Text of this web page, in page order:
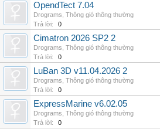
OpendTect 7.04
Drograms Thông gió thông thường
Trả lời:
0
Cimatron 2026 SP2 2
Drograms Thông gió thông thường
Trả lời:
0
LuBan 3D v11.04.2026 2
Drograms Thông gió thông thường
Trả lời:
0
ExpressMarine v6.02.05
Drograms Thông gió thông thường
Trả lời:
0